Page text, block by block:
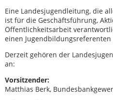
Eine Landesjugendleitung, die
ist für die Geschäftsführung,
Öffentlichkeitsarbeit
einen
Derzeit gehören der
an:
Vorsitzender:
Matthias Berk,